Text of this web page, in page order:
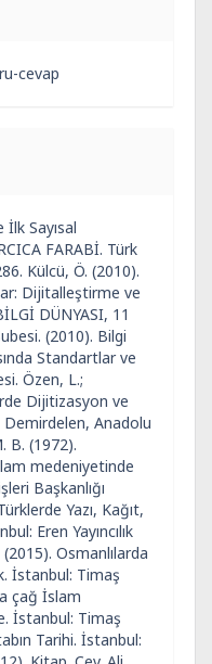
cevap
İlk Sayısal
FARABİ. Türk
Külcü, Ö. (2010).
Dijitalleştirme ve
DÜNYASI, 11
(2010). Bilgi
Standartlar ve
Özen, L.;
Dijitizasyon ve
Anadolu
B. (1972).
medeniyetinde
Başkanlığı
Yazı, Kağıt,
Eren Yayıncılık
Osmanlılarda
İstanbul: Timaş
çağ İslam
İstanbul: Timaş
Tarihi. İstanbul: